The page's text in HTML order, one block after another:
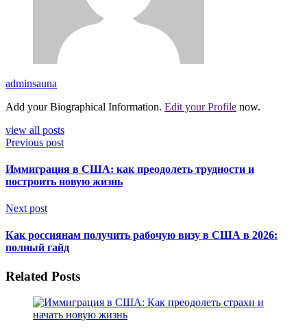
adminsauna
Add your Biographical Information. Edit your Profile now.
view all posts
Previous post
Иммиграция в США: как преодолеть трудности и
построить новую жизнь
Next post
Как россиянам получить рабочую визу в США в 2026:
полный гайд
Related Posts